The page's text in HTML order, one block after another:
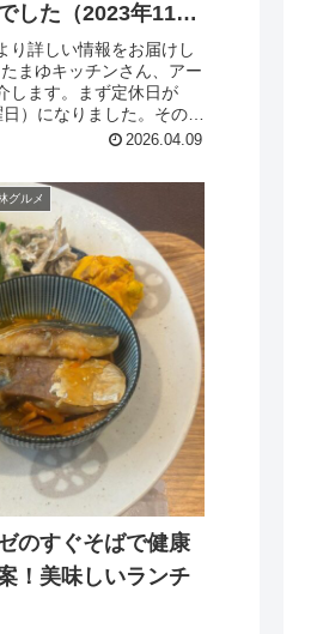
した（2023年11月
り詳しい情報をお届けし
まゆキッチンさん、アー
します。まず定休日が
日）になりました。その
2026.04.09
グルメ
のすぐそばで健康
！美味しいランチ